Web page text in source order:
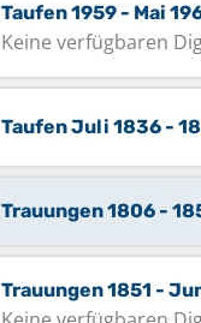
Taufen 1959 - Mai
Keine verfügbaren
Taufen Juli 1836 -
Trauungen 1806 -
Trauungen 1851 -